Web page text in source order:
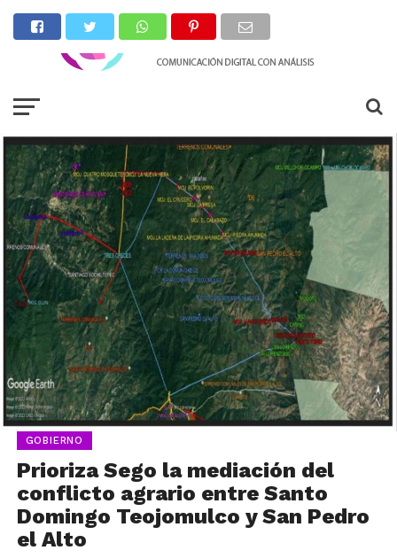
GOBIERNO
Prioriza Sego la mediación del
conflicto agrario entre Santo
Domingo Teojomulco y San Pedro
el Alto